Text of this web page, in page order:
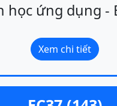
học ứng dụng -
Xem chi tiết